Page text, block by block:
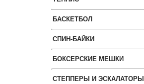
БАСКЕТБОЛ
СПИН-БАЙКИ
БОКСЕРСКИЕ МЕШКИ
СТЕППЕРЫ И ЭСКАЛАТОРЫ